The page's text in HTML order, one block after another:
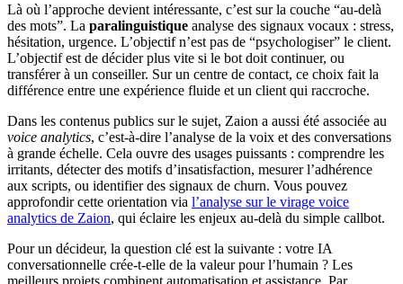
Là où l’approche devient intéressante, c’est sur la couche “au-delà
des mots”. La paralinguistique analyse des signaux vocaux : stress,
hésitation, urgence. L’objectif n’est pas de “psychologiser” le client.
L’objectif est de décider plus vite si le bot doit continuer, ou
transférer à un conseiller. Sur un centre de contact, ce choix fait la
différence entre une expérience fluide et un client qui raccroche.
Dans les contenus publics sur le sujet, Zaion a aussi été associée au
voice analytics, c’est-à-dire l’analyse de la voix et des conversations
à grande échelle. Cela ouvre des usages puissants : comprendre les
irritants, détecter des motifs d’insatisfaction, mesurer l’adhérence
aux scripts, ou identifier des signaux de churn. Vous pouvez
approfondir cette orientation via l’analyse sur le virage voice
analytics de Zaion, qui éclaire les enjeux au-delà du simple callbot.
Pour un décideur, la question clé est la suivante : votre IA
conversationnelle crée-t-elle de la valeur pour l’humain ? Les
meilleurs projets combinent automatisation et assistance. Par